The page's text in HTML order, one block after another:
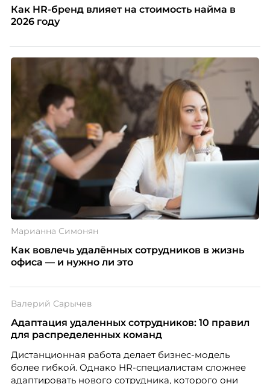
Как HR-бренд влияет на стоимость найма в
2026 году
Марианна Симонян
Как вовлечь удалённых сотрудников в жизнь
офиса — и нужно ли это
Валерий Сарычев
Адаптация удаленных сотрудников: 10 правил
для распределенных команд
Дистанционная работа делает бизнес-модель
более гибкой. Однако HR-специалистам сложнее
адаптировать нового сотрудника, которого они